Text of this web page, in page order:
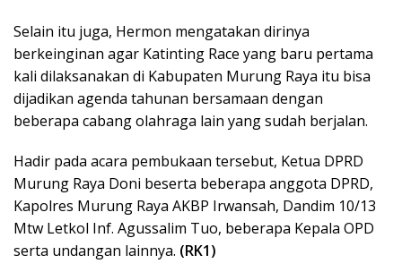
Selain itu juga, Hermon mengatakan dirinya
berkeinginan agar Katinting Race yang baru pertama
kali dilaksanakan di Kabupaten Murung Raya itu bisa
dijadikan agenda tahunan bersamaan dengan
beberapa cabang olahraga lain yang sudah berjalan.
Hadir pada acara pembukaan tersebut, Ketua DPRD
Murung Raya Doni beserta beberapa anggota DPRD,
Kapolres Murung Raya AKBP Irwansah, Dandim 10/13
Mtw Letkol Inf. Agussalim Tuo, beberapa Kepala OPD
serta undangan lainnya. (RK1)